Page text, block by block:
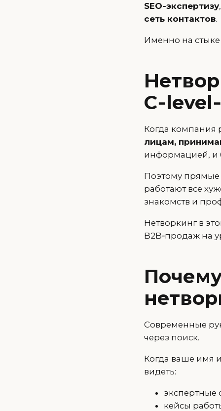
SEO‑экспертизу
сеть контактов.
Именно на стыке
Когда компания
лицам,
информацией, и
Поэтому прямые
работают всё
знакомств и
Нетворкинг в
B2B‑продаж на
Современные
через поиск.
Когда ваше имя
видеть:
экспертные
кейсы